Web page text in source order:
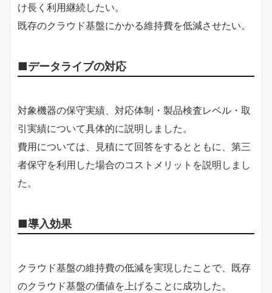
け長く利用継続したい。
既存のクラウド基盤にかかる維持費を低減させたい。
■データライブの対応
対象機器の保守実績、対応体制・製品検査レベル・取
引実績について具体的に説明しました。
費用については、見積にて回答をするとともに、第三
者保守を利用した場合のコストメリットを説明しまし
た。
■導入効果
クラウド基盤の維持費の低減を実現したことで、既存
のクラウド基盤の価値を上げることに成功した。